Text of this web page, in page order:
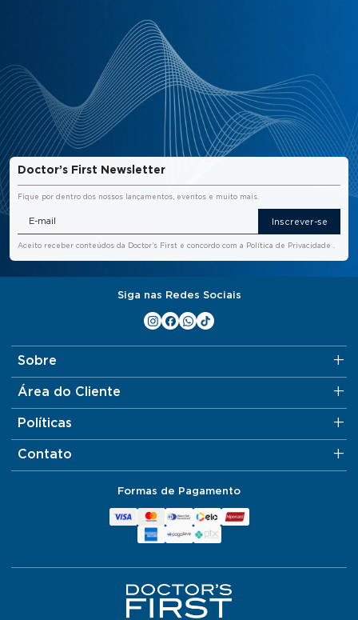
Doctor’s First Newsletter
Fique por dentro dos nossos lançamentos, eventos e muito mais.
Inscrever-se
Aceito receber conteúdos da Doctor’s First e concordo com a Política de Privacidade .
Siga nas Redes Sociais
Sobre
Área do Cliente
Políticas
Contato
Formas de Pagamento